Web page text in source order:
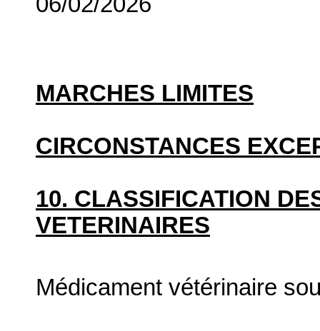
MARCHES LIMITES
CIRCONSTANCES
10. CLASSIFICATION
VETERINAIRES
Médicament vétérinaire